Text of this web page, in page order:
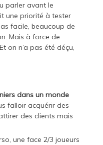
parler avant le
une priorité à tester
facile, beaucoup de
Mais à force de
on n’a pas été déçu,
dans un monde
falloir acquérir des
des clients mais
une face 2/3 joueurs